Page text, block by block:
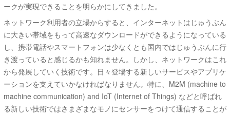
ークが実現できることを明らかにしてきました。
ネットワーク利用者の立場からすると、インターネットはじゅうぶん
に大きい帯域をもって高速なダウンロードができるようになっている
し、携帯電話やスマートフォンは少なくとも国内ではじゅうぶんに行
き渡っていると感じるかも知れません。しかし、ネットワークはこれ
から発展していく技術です。日々登場する新しいサービスやアプリケ
ーションを支えていかなければなりません。特に、M2M (machine to
machine communication) and IoT (Internet of Things) などと呼ばれ
る新しい技術ではさまざまなモノにセンサーをつけて通信することが